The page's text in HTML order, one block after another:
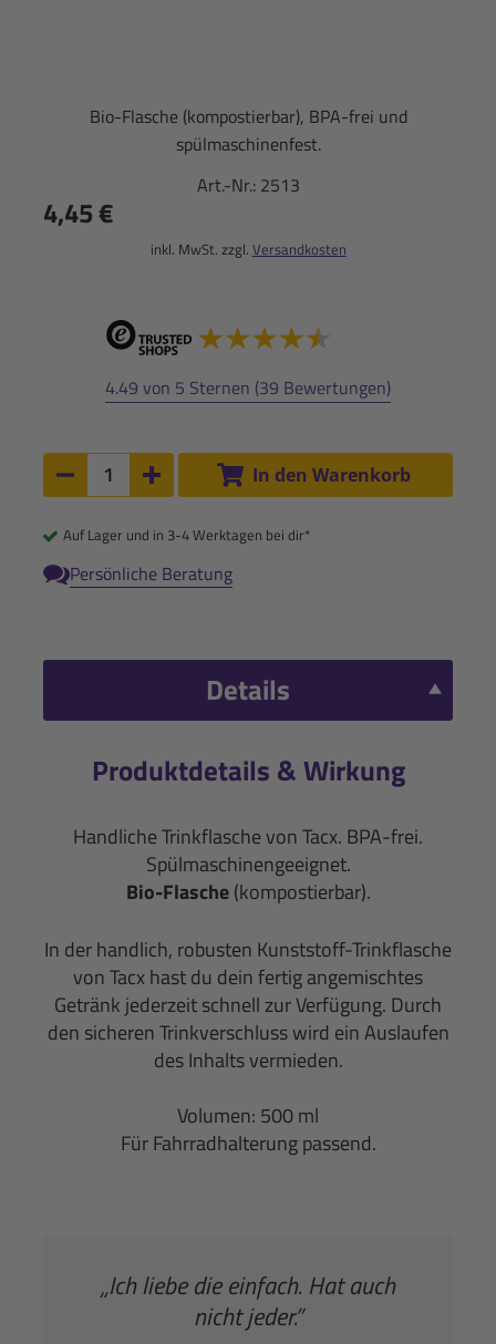
Bio-Flasche (kompostierbar), BPA-frei und
spülmaschinenfest.
Art.-Nr.: 2513
4,45 €
inkl. MwSt. zzgl. Versandkosten
4.49 von 5 Sternen (39 Bewertungen)
Anzahl:
Anzahl um 1 verringern
Anzahl um 1 erhöhen
In den Warenkorb
Auf Lager und in 3-4 Werktagen bei dir*
Persönliche Beratung
Details
Produktdetails & Wirkung
Handliche Trinkflasche von Tacx. BPA-frei.
Spülmaschinengeeignet.
Bio-Flasche(kompostierbar).
In der handlich, robusten Kunststoff-Trinkflasche
von Tacx hast du dein fertig angemischtes
Getränk jederzeit schnell zur Verfügung. Durch
den sicheren Trinkverschluss wird ein Auslaufen
des Inhalts vermieden.
Volumen: 500 ml
Für Fahrradhalterung passend.
„Ich liebe die einfach. Hat auch
nicht jeder.”